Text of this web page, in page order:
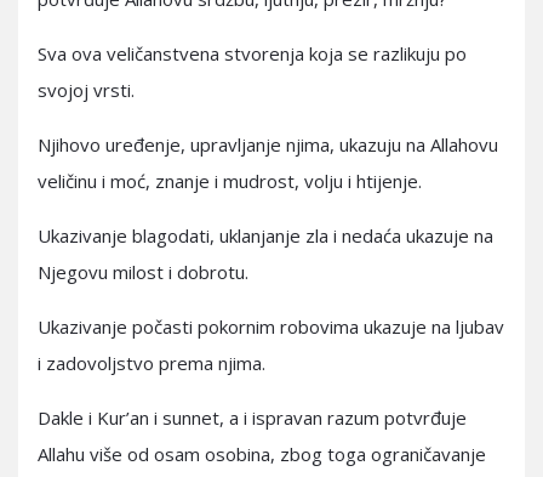
Sva ova veličanstvena stvorenja koja se razlikuju po
svojoj vrsti.
Njihovo uređenje, upravljanje njima, ukazuju na Allahovu
veličinu i moć, znanje i mudrost, volju i htijenje.
Ukazivanje blagodati, uklanjanje zla i nedaća ukazuje na
Njegovu milost i dobrotu.
Ukazivanje počasti pokornim robovima ukazuje na ljubav
i zadovoljstvo prema njima.
Dakle i Kur’an i sunnet, a i ispravan razum potvrđuje
Allahu više od osam osobina, zbog toga ograničavanje